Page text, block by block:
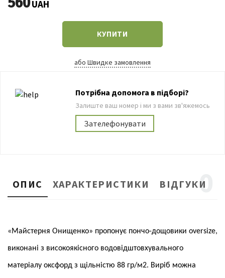
UAH
КУПИТИ
або Швидке замовлення
Потрібна допомога в підборі?
Залиште ваш номер і ми з вами зв'яжемось
Зателефонувати
ОПИС ХАРАКТЕРИСТИКИ ВІДГУКИ
0
«Майстерня Онищенко» пропонує пончо-дощовики oversize,
виконані з високоякісного водовідштовхувального
матеріалу оксфорд з щільністю 88 гр/м2. Виріб можна